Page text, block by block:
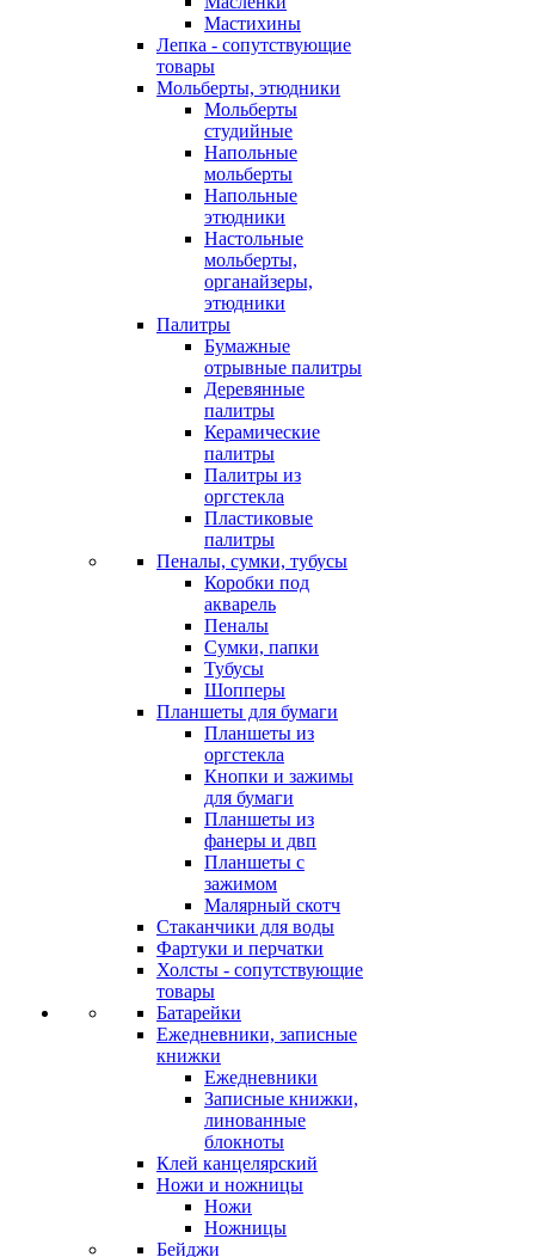
Мастихины
Лепка - сопутствующие
товары
Мольберты, этюдники
Мольберты
студийные
Напольные
мольберты
Напольные
этюдники
Настольные
мольберты,
органайзеры,
этюдники
Палитры
Бумажные
отрывные палитры
Деревянные
палитры
Керамические
палитры
Палитры из
оргстекла
Пластиковые
палитры
Пеналы, сумки, тубусы
Коробки под
акварель
Пеналы
Сумки, папки
Тубусы
Шопперы
Планшеты для бумаги
Планшеты из
оргстекла
Кнопки и зажимы
для бумаги
Планшеты из
фанеры и двп
Планшеты с
зажимом
Малярный скотч
Стаканчики для воды
Фартуки и перчатки
Холсты - сопутствующие
товары
Батарейки
Ежедневники, записные
книжки
Ежедневники
Записные книжки,
линованные
блокноты
Клей канцелярский
Ножи и ножницы
Ножи
Ножницы
Бейджи